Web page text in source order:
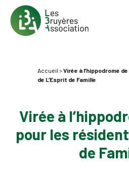
Accueil >Virée à l’hippodrome
de L’Esprit de Famille
Virée à
pour les
de